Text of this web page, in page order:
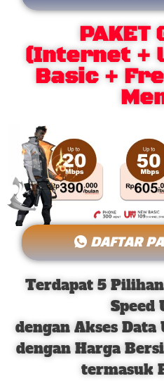
PAKET
(Internet +
Basic +
DAFTAR
Terdapat 5
Speed
dengan Akses
dengan Harga
termasuk